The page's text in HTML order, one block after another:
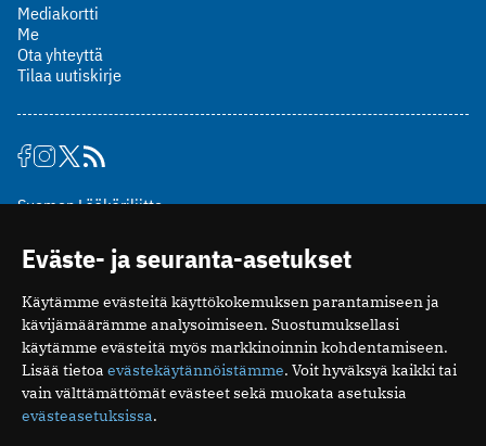
Mediakortti
Me
Ota yhteyttä
Tilaa uutiskirje
Suomen Lääkäriliitto
00510 Helsinki
puh. (09) 393 091
toimitus@potilaanlaakarilehti.fi
ISSN 2323-9476
Eväste- ja seuranta-asetukset
Käytämme evästeitä käyttökokemuksen parantamiseen ja
kävijämäärämme analysoimiseen. Suostumuksellasi
käytämme evästeitä myös markkinoinnin kohdentamiseen.
Lisää tietoa evästekäytännöistämme. Voit hyväksyä kaikki tai
vain välttämättömät evästeet sekä muokata asetuksia
evästeasetuksissa.